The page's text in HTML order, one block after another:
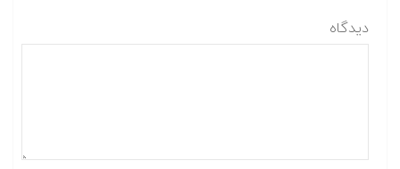
دیدگاه